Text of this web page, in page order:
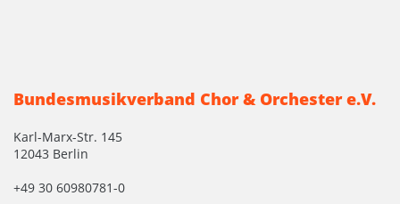
Bundesmusikverband Chor & Orchester e.V.
Karl-Marx-Str. 145
12043 Berlin
+49 30 60980781-0